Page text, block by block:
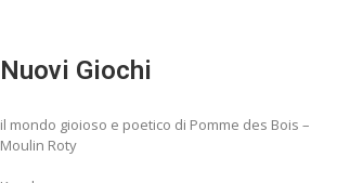
Nuovi Giochi
il mondo gioioso e poetico di Pomme des Bois –
Moulin Roty